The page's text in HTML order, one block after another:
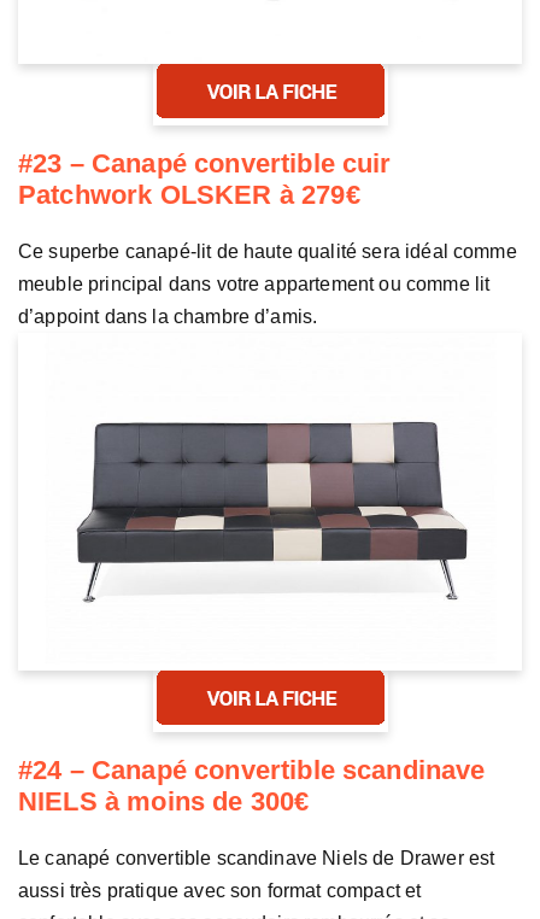
#23 – Canapé convertible cuir
Patchwork OLSKER à 279€
Ce superbe canapé-lit de haute qualité sera idéal comme
meuble principal dans votre appartement ou comme lit
d’appoint dans la chambre d’amis.
#24 – Canapé convertible scandinave
NIELS à moins de 300€
Le canapé convertible scandinave Niels de Drawer est
aussi très pratique avec son format compact et